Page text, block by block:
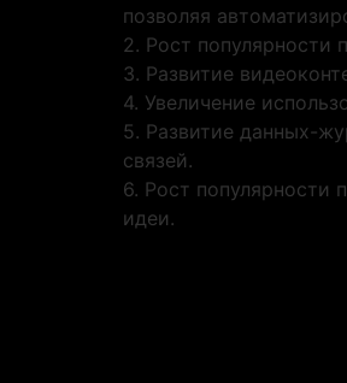
позволяя
2. Рост популярности
3. Развитие
4. Увеличение
5. Развитие данных-
связей.
6. Рост популярности
идеи.